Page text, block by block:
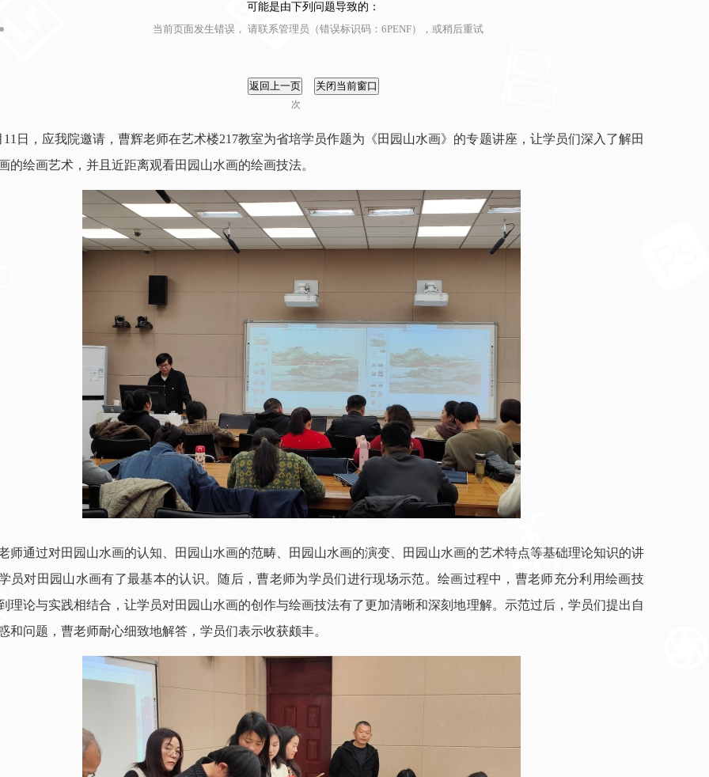
可能是由下列问题导致的：
当前页面发生错误， 请联系管理员（错误标识码：6PENF），或稍后重试
次
11日，应我院邀请，曹辉老师在艺术楼217教室为省培学员作题为《田园山水画》的专题讲座，让学员们深入了解田
的绘画艺术，并且近距离观看田园山水画的绘画技法。
师通过对田园山水画的认知、田园山水画的范畴、田园山水画的演变、田园山水画的艺术特点等基础理论知识的讲
员对田园山水画有了最基本的认识。随后，曹老师为学员们进行现场示范。绘画过程中，曹老师充分利用绘画技
理论与实践相结合，让学员对田园山水画的创作与绘画技法有了更加清晰和深刻地理解。示范过后，学员们提出自
和问题，曹老师耐心细致地解答，学员们表示收获颇丰。